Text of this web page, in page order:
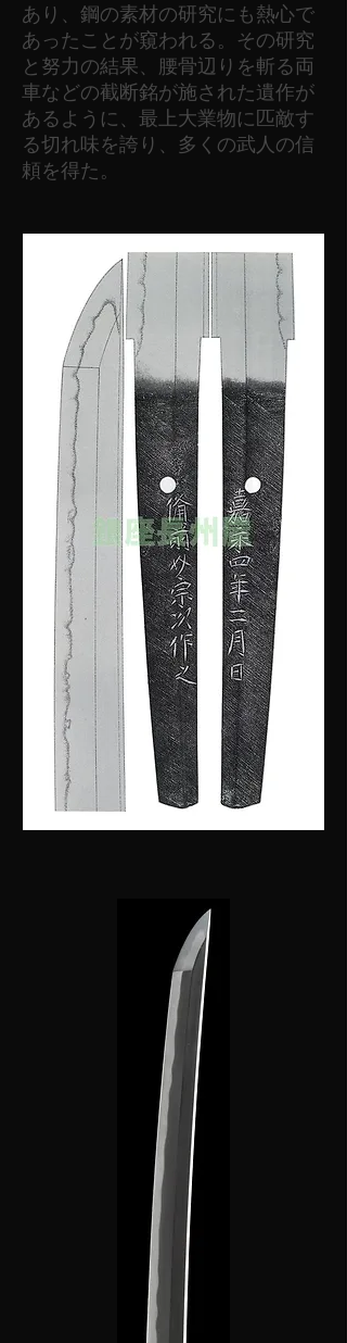
あり、鋼の素材の研究にも熱心で
あったことが窺われる。その研究
と努力の結果、腰骨辺りを斬る両
車などの截断銘が施された遺作が
あるように、最上大業物に匹敵す
る切れ味を誇り、多くの武人の信
頼を得た。